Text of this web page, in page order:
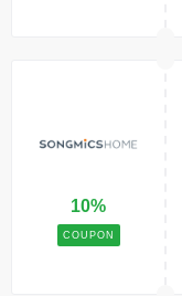
10%
COUPON